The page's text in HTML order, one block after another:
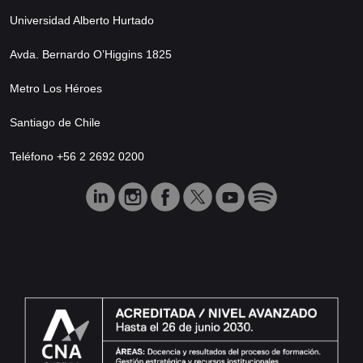
Universidad Alberto Hurtado
Avda. Bernardo O’Higgins 1825
Metro Los Héroes
Santiago de Chile
Teléfono +56 2 2692 0200